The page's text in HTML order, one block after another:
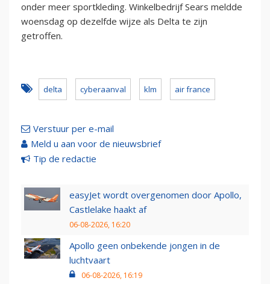
onder meer sportkleding. Winkelbedrijf Sears meldde
woensdag op dezelfde wijze als Delta te zijn
getroffen.
delta cyberaanval klm air france
Verstuur per e-mail
Meld u aan voor de nieuwsbrief
Tip de redactie
easyJet wordt overgenomen door Apollo,
Castlelake haakt af
06-08-2026, 16:20
Apollo geen onbekende jongen in de
luchtvaart
06-08-2026, 16:19